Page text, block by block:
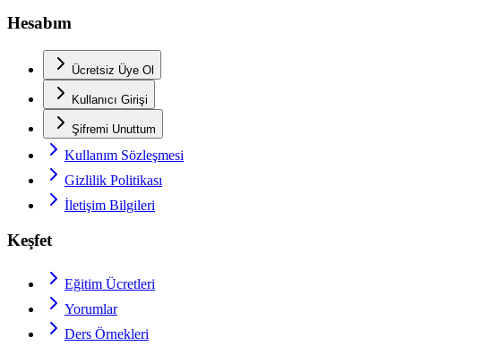
Hesabım
Ücretsiz Üye Ol
Kullanıcı Girişi
Şifremi Unuttum
Kullanım Sözleşmesi
Gizlilik Politikası
İletişim Bilgileri
Keşfet
Eğitim Ücretleri
Yorumlar
Ders Örnekleri